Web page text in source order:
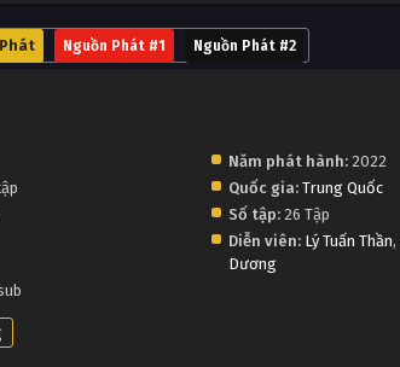
Nguồn Phát #1 Nguồn Phát #2
Năm phát hành:2022
Quốc gia: Trung Quốc
Số tập:26 Tập
Diễn viên: Lý Tuấn Thần,
Dương